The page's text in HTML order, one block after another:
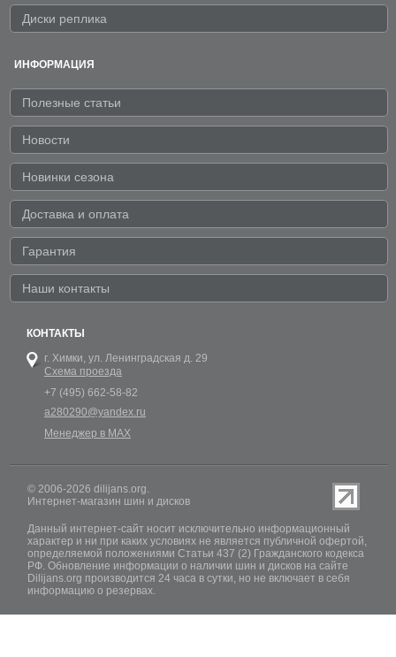
Диски реплика
ИНФОРМАЦИЯ
Полезные статьи
Новости
Новинки сезона
Доставка и оплата
Гарантия
Наши контакты
КОНТАКТЫ
г. Химки, ул. Ленинградская д. 29
Схема проезда
+7 (495) 662-58-82
a280290@yandex.ru
Менеджер в MAX
© 2006-2026 dilijans.org.
Интернет-магазин шин и дисков
Данный интернет-сайт носит исключительно информационный
характер и ни при каких условиях не является публичной офертой,
определяемой положениями Статьи 437 (2) Гражданского кодекса
РФ. Обновление информации о наличии шин и дисков на сайте
Dilijans.org производится 24 часа в сутки, но не включает в себя
информацию о резервах.